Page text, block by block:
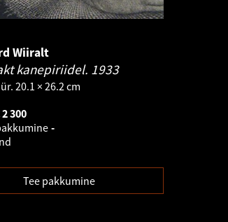
Wiiralt
kanepiriidel. 1933
20.1 × 26.2 cm
2 300
-
Tee pakkumine